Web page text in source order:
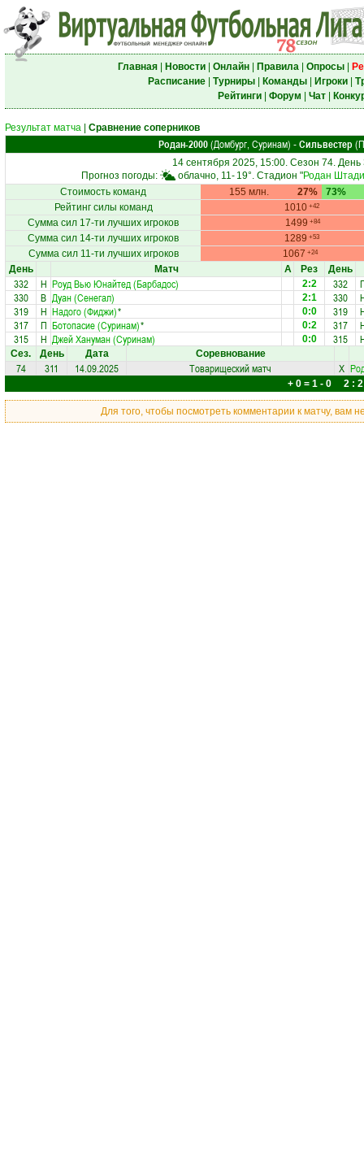
Главная| Новости| Онлайн| Правила| Опросы|
Расписание| Турниры| Команды| Игроки|
Рейтинги| Форум Чат|
Результат матча Сравнение соперников
Родан-2000(Домбург, Суринам) - Сильвестер
14 сентября 2025, 15:00. Сезон 74.
Прогноз погоды:
облачно, 11- 19°. Стадион "Родан
Стоимость команд
155 млн. 27%
73%
Рейтинг силы команд
1010 +42
Сумма сил 17-ти лучших игроков 1499 +84
Сумма сил 14-ти лучших игроков 1289 +53
Сумма сил 11-ти лучших игроков 1067 +24
День Матч А Рез
332 Н Роуд Вью Юнайтед (Барбадос) 2:2
330 В Дуан (Сенегал) 2:1
319 Н Надого (Фиджи)* 0:0
317 П Ботопасие (Суринам)* 0:2
315 Н Джей Хануман (Суринам) 0:0
День
332
330
319
317
315
Сез. День Дата Соревнование
74 311 14.09.2025 Товарищеский матч X
+ 0 = 1 - 0 2 : 2
Для того, чтобы посмотреть комментарии к матчу, вам